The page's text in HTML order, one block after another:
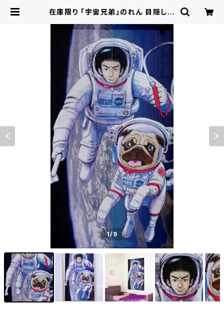
在庫限り 「宇宙兄弟」のれん 目隠し 8
家具・インテリア ファブリック・敷物 |
ロシナンテ！オンライン - 総合ショッ
ピングサイト -
1/9